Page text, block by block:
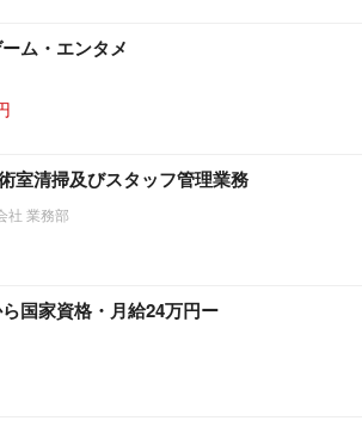
ム・エンタメ
室清掃及びスタッフ管理業務
社 業務部
国家資格・月給24万円ー